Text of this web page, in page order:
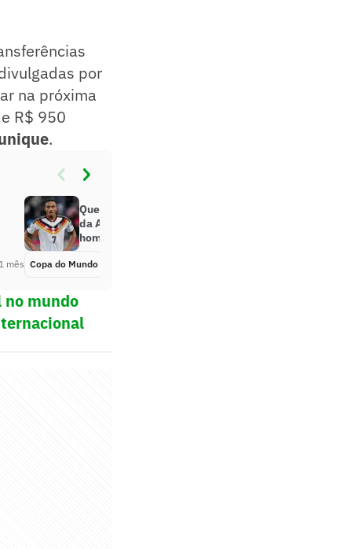
por
na próxima
R$ 950
.
mês
Quem é o camisa 9 ‘desconhecido’
da Alemanha na Copa que
homenageou Ronaldo e o penta
Copa do Mundo
no mundo